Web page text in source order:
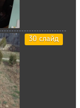
30 слайд